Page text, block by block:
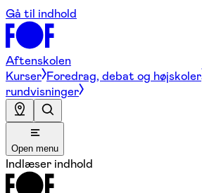
Gå til indhold
Aftenskolen
Kurser Foredrag, debat og højskoler
rundvisninger
Open menu
Indlæser indhold